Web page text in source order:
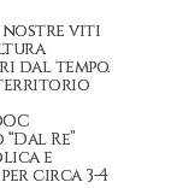
nostre viti
dal tempo.
territorio
Re”
e
circa 3-4